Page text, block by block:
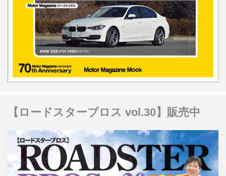
【ロードスターブロス vol.30】販売中